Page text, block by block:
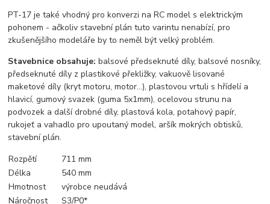
PT-17 je také vhodný pro konverzi na RC model s elektrickým
pohonem - ačkoliv stavební plán tuto varintu nenabízí, pro
zkušenějšího modeláře by to neměl být velký problém.
Stavebnice obsahuje: balsové předseknuté díly, balsové nosníky,
předseknuté díly z plastikové překližky, vakuově lisované
maketové díly (kryt motoru, motor...), plastovou vrtuli s hřídelí a
hlavicí, gumový svazek (guma 5x1mm), ocelovou strunu na
podvozek a další drobné díly, plastová kola, potahový papír,
rukojeť a vahadlo pro upoutaný model, aršík mokrých obtisků,
stavební plán.
Rozpětí
711 mm
Délka
540 mm
Hmotnost
výrobce neudává
Náročnost
S3/P0*